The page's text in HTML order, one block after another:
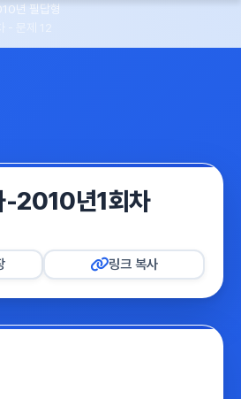
년 필답형
-2010년1회차
링크 복사